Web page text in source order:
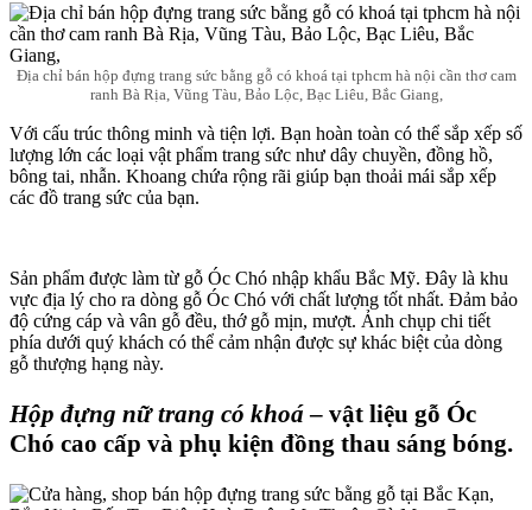
Địa chỉ bán hộp đựng trang sức bằng gỗ có khoá tại tphcm hà nội cần thơ cam
ranh Bà Rịa, Vũng Tàu, Bảo Lộc, Bạc Liêu, Bắc Giang,
Với cấu trúc thông minh và tiện lợi. Bạn hoàn toàn có thể sắp xếp số
lượng lớn các loại vật phẩm trang sức như dây chuyền, đồng hồ,
bông tai, nhẫn. Khoang chứa rộng rãi giúp bạn thoải mái sắp xếp
các đồ trang sức của bạn.
Sản phẩm được làm từ gỗ Óc Chó nhập khẩu Bắc Mỹ. Đây là khu
vực địa lý cho ra dòng gỗ Óc Chó với chất lượng tốt nhất. Đảm bảo
độ cứng cáp và vân gỗ đều, thớ gỗ mịn, mượt. Ảnh chụp chi tiết
phía dưới quý khách có thể cảm nhận được sự khác biệt của dòng
gỗ thượng hạng này.
Hộp đựng nữ trang có khoá– vật liệu gỗ Óc
Chó cao cấp và phụ kiện đồng thau sáng bóng.